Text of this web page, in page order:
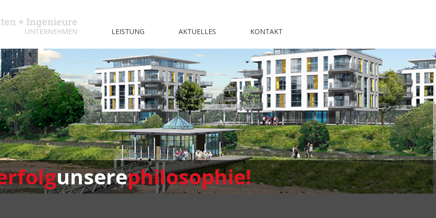
+ Ingenieure
UNTERNEHMEN LEISTUNG AKTUELLES KONTAKT
unserephilosophie!